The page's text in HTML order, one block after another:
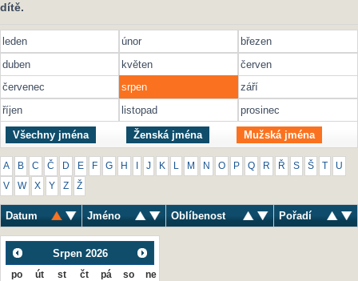
dítě.
leden únor
březen
duben
květen
červen
červenec
srpen
září
říjen
listopad prosinec
Všechny jména Ženská jména Mužská jména
A B C Č D E F G H J K M N O P Q R Ř S Š U
V W X Y Z Ž
Datum Jméno Oblíbenost Pořadí
Srpen 2026
po út st čt pá so ne